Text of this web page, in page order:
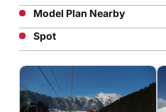
Model Plan Nearby
Spot